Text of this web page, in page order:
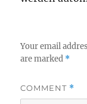
Your email
are marked *
COMMENT *